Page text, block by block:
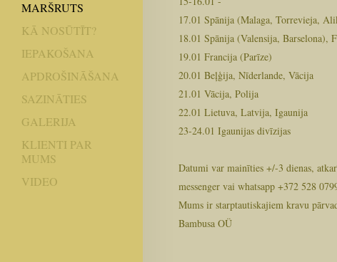
MARŠRUTS
KĀ NOSŪTĪT?
IEPAKOŠANA
APDROŠINĀŠANA
SAZINĀTIES
GALERIJA
KLIENTI PAR
MUMS
VIDEO
17.01 Spānija (Malaga, Torrevieja,
18.01 Spānija (Valensija, Barselona),
19.01 Francija (Parīze)
20.01 Beļģija, Nīderlande, Vācija
21.01 Vācija, Polija
22.01 Lietuva, Latvija, Igaunija
23-24.01 Igaunijas divīzijas
Datumi var mainīties +/-3 dienas,
messenger vai whatsapp +372 528
Mums ir starptautiskajiem kravu
Bambusa OÜ